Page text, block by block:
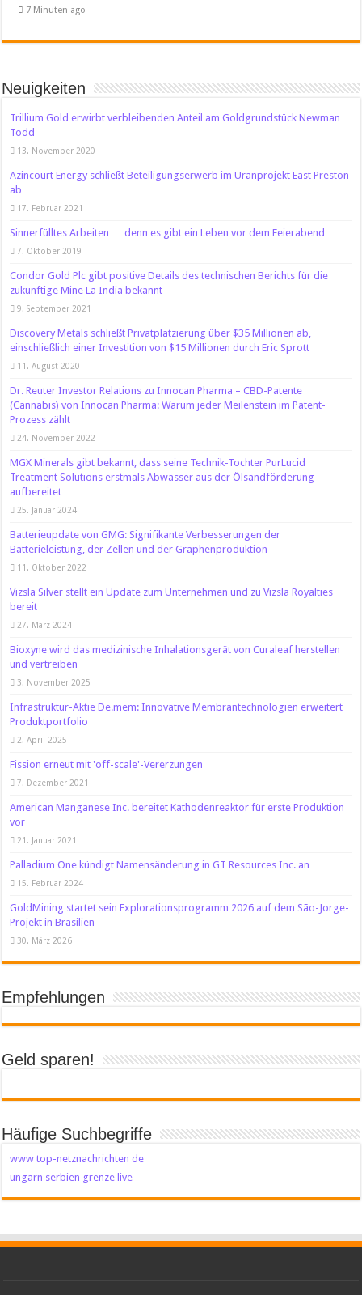
7 Minuten ago
Neuigkeiten
Trillium Gold erwirbt verbleibenden Anteil am Goldgrundstück Newman
Todd
13. November 2020
Azincourt Energy schließt Beteiligungserwerb im Uranprojekt East Preston
ab
17. Februar 2021
Sinnerfülltes Arbeiten … denn es gibt ein Leben vor dem Feierabend
7. Oktober 2019
Condor Gold Plc gibt positive Details des technischen Berichts für die
zukünftige Mine La India bekannt
9. September 2021
Discovery Metals schließt Privatplatzierung über $35 Millionen ab,
einschließlich einer Investition von $15 Millionen durch Eric Sprott
11. August 2020
Dr. Reuter Investor Relations zu Innocan Pharma – CBD-Patente
(Cannabis) von Innocan Pharma: Warum jeder Meilenstein im Patent-
Prozess zählt
24. November 2022
MGX Minerals gibt bekannt, dass seine Technik-Tochter PurLucid
Treatment Solutions erstmals Abwasser aus der Ölsandförderung
aufbereitet
25. Januar 2024
Batterieupdate von GMG: Signifikante Verbesserungen der
Batterieleistung, der Zellen und der Graphenproduktion
11. Oktober 2022
Vizsla Silver stellt ein Update zum Unternehmen und zu Vizsla Royalties
bereit
27. März 2024
Bioxyne wird das medizinische Inhalationsgerät von Curaleaf herstellen
und vertreiben
3. November 2025
Infrastruktur-Aktie De.mem: Innovative Membrantechnologien erweitert
Produktportfolio
2. April 2025
Fission erneut mit 'off-scale'-Vererzungen
7. Dezember 2021
American Manganese Inc. bereitet Kathodenreaktor für erste Produktion
vor
21. Januar 2021
Palladium One kündigt Namensänderung in GT Resources Inc. an
15. Februar 2024
GoldMining startet sein Explorationsprogramm 2026 auf dem São-Jorge-
Projekt in Brasilien
30. März 2026
Empfehlungen
Geld sparen!
Häufige Suchbegriffe
www top-netznachrichten de
ungarn serbien grenze live